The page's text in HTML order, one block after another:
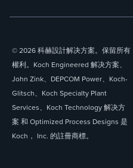
© 2026 科赫設計解决方案。保留所有
權利。Koch Engineered 解决方案、
John Zink、DEPCOM Power、Koch-
Glitsch、Koch Specialty Plant
Services、Koch Technology 解决方
案 和 Optimized Process Designs 是
Koch， Inc. 的註冊商標。